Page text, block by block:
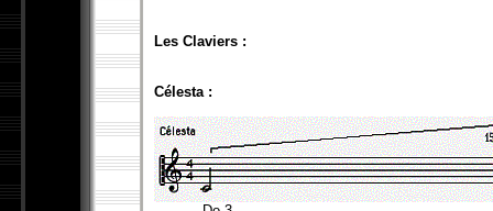
Les Claviers :
Célesta :